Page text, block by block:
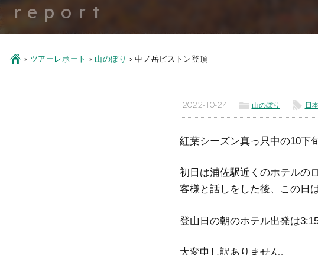
report
Ç › ツアーレポート › 山のぼり ›中ノ岳ピストン登頂
2022-10-24 ë 山のぼり l 日
紅葉シーズン真っ只中の10下
初日は浦佐駅近くのホテルの
客様と話しをした後、この日
登山日の朝のホテル出発は
大変申し訳ありません。